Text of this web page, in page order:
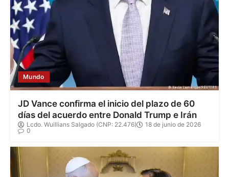
Mundo
JD Vance confirma el inicio del plazo de 60
días del acuerdo entre Donald Trump e Irán
Lcdo. Wuillians Salgado (CNP: 22.476)
18 de junio de 2026
0